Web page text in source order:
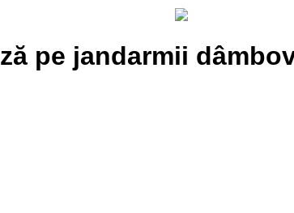
pe jandarmii